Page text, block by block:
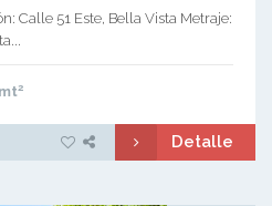
Calle 51 Este, Bella Vista Metraje:
2
Detalle